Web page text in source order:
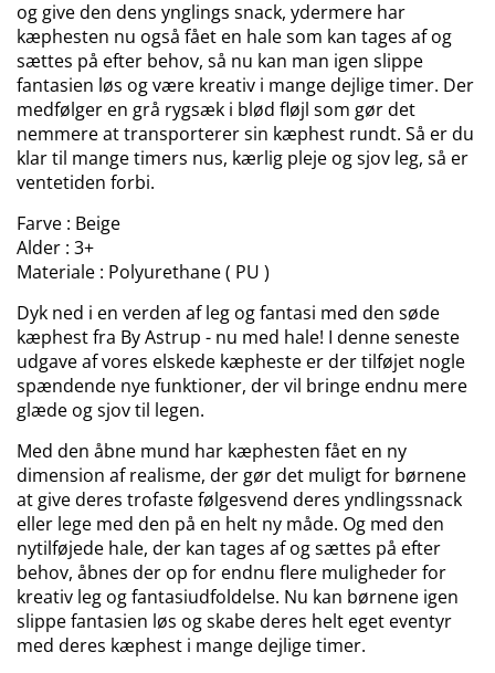
og give den dens ynglings snack, ydermere har
kæphesten nu også fået en hale som kan tages af og
sættes på efter behov, så nu kan man igen slippe
fantasien løs og være kreativ i mange dejlige timer. Der
medfølger en grå rygsæk i blød fløjl som gør det
nemmere at transporterer sin kæphest rundt. Så er du
klar til mange timers nus, kærlig pleje og sjov leg, så er
ventetiden forbi.
Farve : Beige
Alder : 3+
Materiale : Polyurethane ( PU )
Dyk ned i en verden af leg og fantasi med den søde
kæphest fra By Astrup - nu med hale! I denne seneste
udgave af vores elskede kæpheste er der tilføjet nogle
spændende nye funktioner, der vil bringe endnu mere
glæde og sjov til legen.
Med den åbne mund har kæphesten fået en ny
dimension af realisme, der gør det muligt for børnene
at give deres trofaste følgesvend deres yndlingssnack
eller lege med den på en helt ny måde. Og med den
nytilføjede hale, der kan tages af og sættes på efter
behov, åbnes der op for endnu flere muligheder for
kreativ leg og fantasiudfoldelse. Nu kan børnene igen
slippe fantasien løs og skabe deres helt eget eventyr
med deres kæphest i mange dejlige timer.